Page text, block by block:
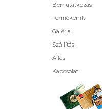
Bemutatkozás
Termékeink
Galéria
Szállítás
Állás
Kapcsolat